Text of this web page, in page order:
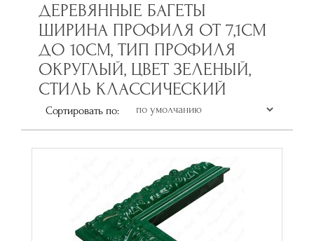
ДЕРЕВЯННЫЕ БАГЕТЫ
ШИРИНА ПРОФИЛЯ ОТ 7,1СМ
ДО 10СМ, ТИП ПРОФИЛЯ
ОКРУГЛЫЙ, ЦВЕТ ЗЕЛЕНЫЙ,
СТИЛЬ КЛАССИЧЕСКИЙ
Сортировать по: